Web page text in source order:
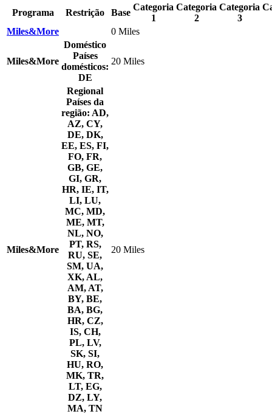
Programa
Restrição Base
Categoria
1
Categoria
2
Categoria
3
Miles&More 0 Miles
Miles&More
Doméstico
Países
domésticos:
DE
20 Miles
Miles&More
Regional
Países da
região: AD,
AZ, CY,
DE, DK,
EE, ES, FI,
FO, FR,
GB, GE,
GI, GR,
HR, IE, IT,
LI, LU,
MC, MD,
ME, MT,
NL, NO,
PT, RS,
RU, SE,
SM, UA,
XK, AL,
AM, AT,
BY, BE,
BA, BG,
HR, CZ,
IS, CH,
PL, LV,
SK, SI,
HU, RO,
MK, TR,
LT, EG,
DZ, LY,
MA, TN
20 Miles